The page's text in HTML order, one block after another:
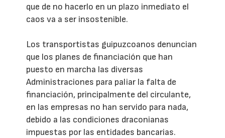
que de no hacerlo en un plazo inmediato el
caos va a ser insostenible.
Los transportistas guipuzcoanos denuncian
que los planes de financiación que han
puesto en marcha las diversas
Administraciones para paliar la falta de
financiación, principalmente del circulante,
en las empresas no han servido para nada,
debido a las condiciones draconianas
impuestas por las entidades bancarias.